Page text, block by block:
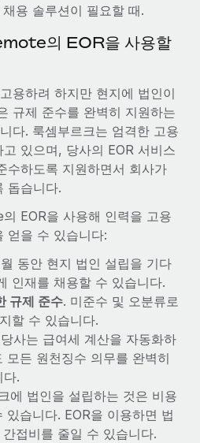
동안 새로운...
해 네 개의 시장에서 글로벌
팅이 계속해서 인기를 끌면서, 기업들
디오 제작이 어느 때보다 중요해졌습
은 그렇게 높은 품질의...
용 솔루션이 필요할 때.
의 EOR을 사용할
용하려 하지만 현지에 법인이
규제 준수를 완벽히 지원하는
다. 룩셈부르크는 엄격한 고용
있으며, 당사의 EOR 서비스
수하도록 지원하면서 회사가
돕습니다.
EOR을 사용해 인력을 고용
얻을 수 있습니다:
동안 현지 법인 설립을 기다
인재를 채용할 수 있습니다.
규제 준수. 미준수 및 오분류로
할 수 있습니다.
사는 급여세 계산을 자동화하
모든 원천징수 의무를 완벽히
다.
에 법인을 설립하는 것은 비용
있습니다. EOR을 이용하면 법
접비를 줄일 수 있습니다.